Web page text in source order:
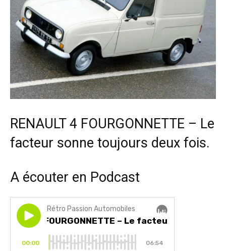
RENAULT 4 FOURGONNETTE – Le
facteur sonne toujours deux fois.
A écouter en Podcast